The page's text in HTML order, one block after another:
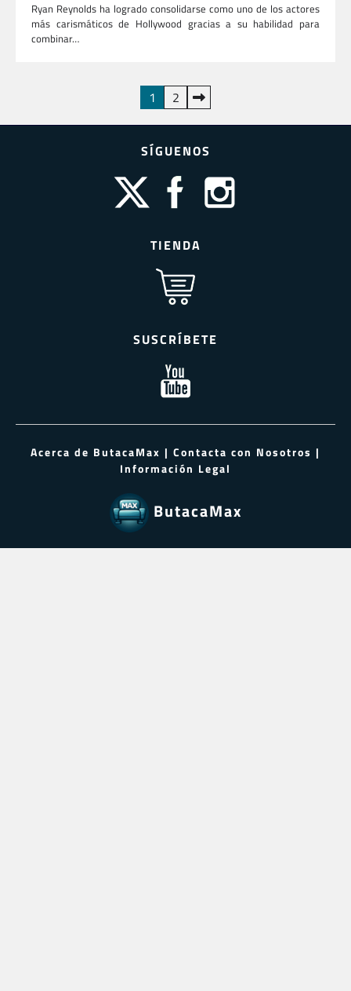
Ryan Reynolds ha logrado consolidarse como uno de los actores
más carismáticos de Hollywood gracias a su habilidad para
combinar…
de
1 2
SÍGUENOS
TIENDA
SUSCRÍBETE
Acerca de ButacaMax | Contacta con Nosotros |
Información Legal
ButacaMax